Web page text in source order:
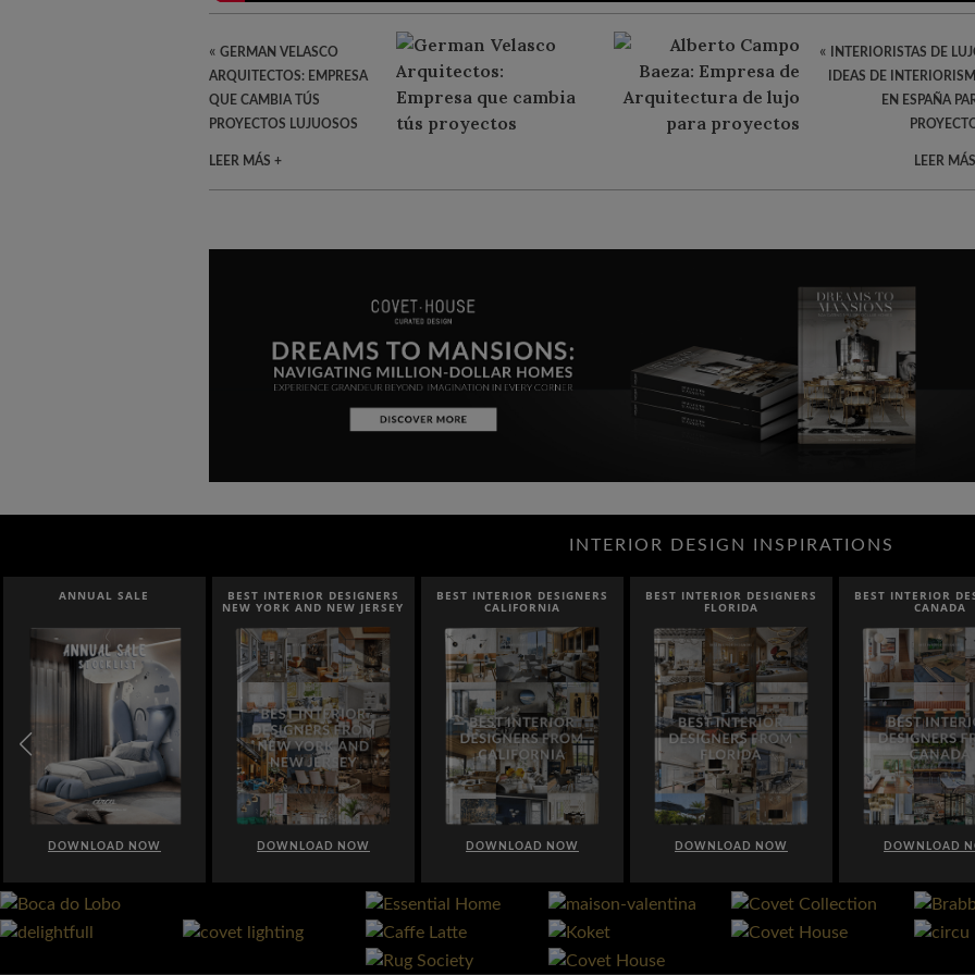
« GERMAN VELASCO
ARQUITECTOS: EMPRESA
QUE CAMBIA TÚS
PROYECTOS LUJUOSOS
LEER MÁS +
«
INTERIORISTAS DE
IDEAS DE
EN ESPAÑA
LEER
INTERIOR DESIGN INSPIRATIONS
ANNUAL SALE
DOWNLOAD NOW
BEST INTERIOR DESIGNERS
NEW YORK AND NEW JERSEY
DOWNLOAD NOW
BEST INTERIOR DESIGNERS
CALIFORNIA
DOWNLOAD NOW
BEST INTERIOR DESIGNERS
FLORIDA
DOWNLOAD NOW
BEST INTERIOR
CANADA
DOWNLOAD